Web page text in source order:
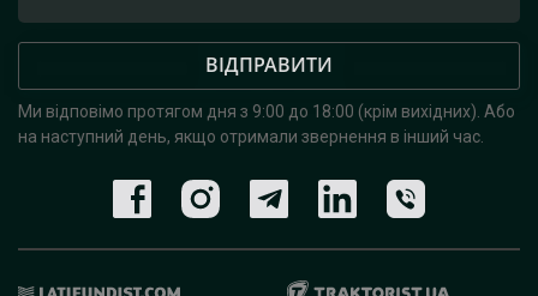
ВІДПРАВИТИ
Ми відповімо протягом дня з 9:00 до 18:00 (крім вихідних). Або
на наступний день, якщо отримали звернення в інший час.